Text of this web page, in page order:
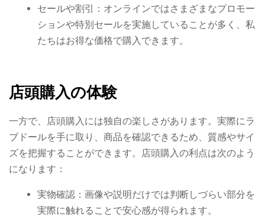
セールや割引：オンラインではさまざまなプロモー
ションや特別セールを実施していることが多く、私
たちはお得な価格で購入できます。
店頭購入の体験
一方で、店頭購入には独自の楽しさがあります。実際にラ
ブドールを手に取り、商品を確認できるため、質感やサイ
ズを把握することができます。店頭購入の利点は次のよう
になります：
実物確認：画像や説明だけでは判断しづらい部分を
実際に触れることで安心感が得られます。